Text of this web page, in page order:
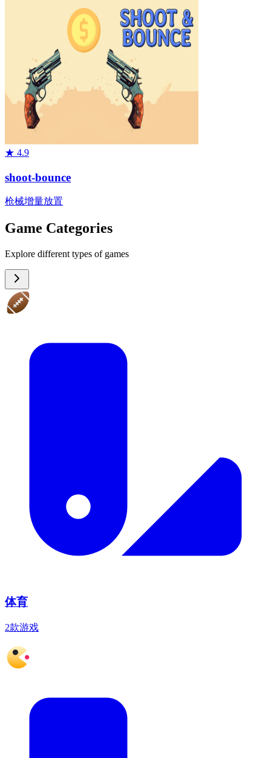
★ 4.9
shoot-bounce
枪械增量放置
Game Categories
Explore different types of games
体育
2款游戏